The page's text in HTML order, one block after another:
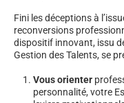
Fini les déceptions à
reconversions
dispositif innovant, issu
Gestion des Talents, se
Vous orienter
personnalité, votre